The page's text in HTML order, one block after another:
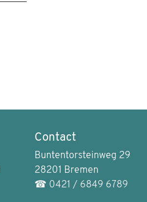
Contact
Buntentorsteinweg 29
28201 Bremen
☎ 0421 / 6849 6789